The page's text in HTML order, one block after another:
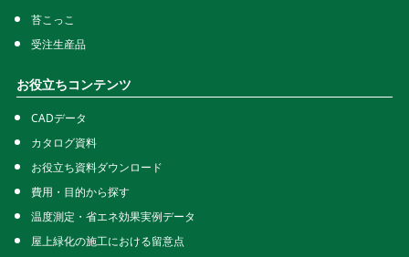
苔こっこ
受注生産品
お役立ちコンテンツ
CADデータ
カタログ資料
お役立ち資料ダウンロード
費用・目的から探す
温度測定・省エネ効果実例データ
屋上緑化の施工における留意点